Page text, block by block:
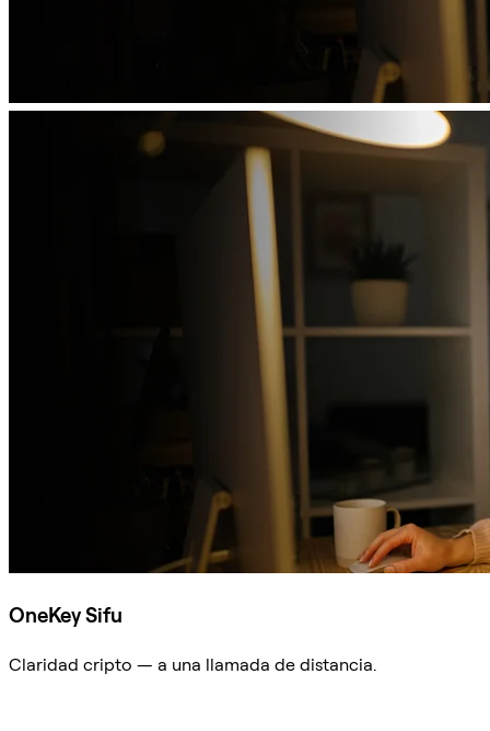
OneKey Sifu
Claridad cripto — a una llamada de distancia.